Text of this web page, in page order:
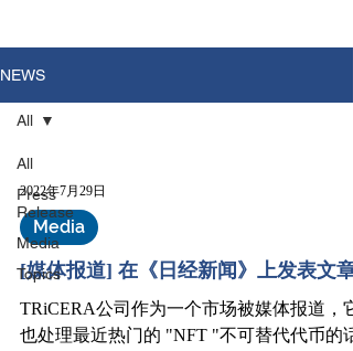
NEWS
All
Press
Release
Media
Topics
All
2022年7月29日
Media
[媒体报道] 在《日经新闻》上发表文章
TRiCERA公司作为一个市场被媒体报道，它
也处理最近热门的 "NFT "不可替代代币的话